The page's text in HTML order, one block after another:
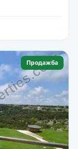
Продажба